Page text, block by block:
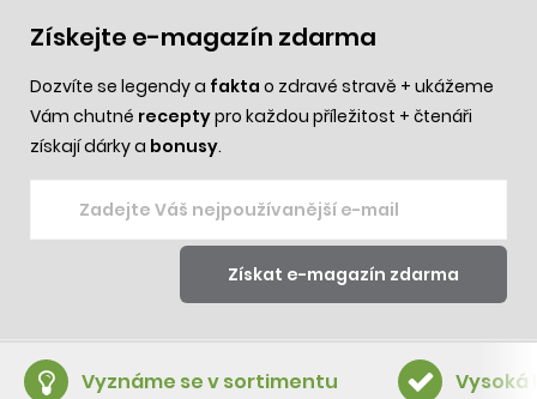
Získejte e-magazín zdarma
Dozvíte se legendy a fakta o zdravé stravě + ukážeme
Vám chutné receptypro každou příležitost + čtenáři
získají dárky a bonusy.
Vyznáme se v sortimentu Vysoká